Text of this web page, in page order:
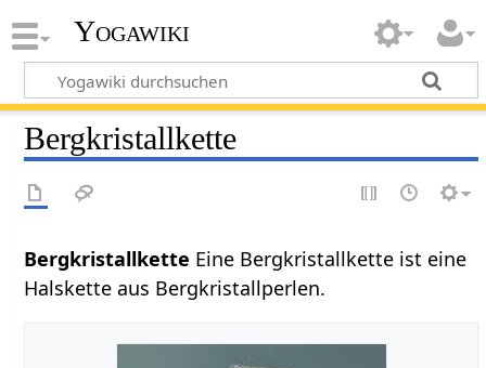
Yogawiki
Bergkristallkette
Bergkristallkette Eine Bergkristallkette ist eine
Halskette aus Bergkristallperlen.